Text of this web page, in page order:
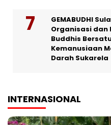
GEMABUDHI
Organisasi dan
Buddhis
Kemanusiaan
Darah Sukarela
INTERNASIONAL